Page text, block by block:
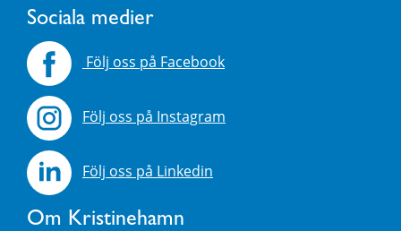
Sociala medier
Följ oss på Facebook
Följ oss på Instagram
Följ oss på Linkedin
Om Kristinehamn